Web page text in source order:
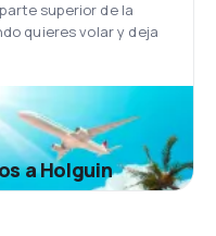
superior de la
quieres volar y deja
a Holguin